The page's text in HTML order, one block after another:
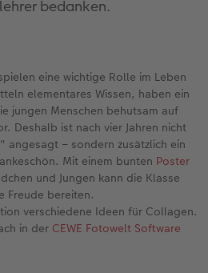
Poster
& Formate
mit Rahmen
mit Text
mit Design
Büro
Case
Fineline
mit fertigem Design
schnell gestaltet
Ideen mit Sofortfotos
für Anfänger
bedanken.
eine wichtige Rolle im Leben
elementares Wissen, haben ein
jungen Menschen behutsam auf
Deshalb ist nach vier Jahren nicht
angesagt – sondern zusätzlich ein
Mit einem bunten Poster
und Jungen kann die Klasse
Freude bereiten.
verschiedene Ideen für Collagen.
in der CEWE Fotowelt Software